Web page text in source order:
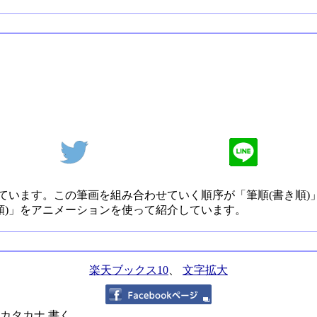
ます。この筆画を組み合わせていく順序が「筆順(書き順)
をアニメーションを使って紹介しています。
楽天ブックス10 文字拡大